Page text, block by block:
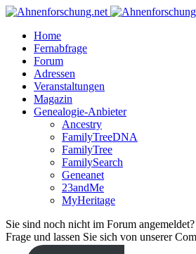
Home
Fernabfrage
Forum
Adressen
Veranstaltungen
Magazin
Genealogie-Anbieter
Ancestry
FamilyTreeDNA
FamilyTree
FamilySearch
Geneanet
23andMe
MyHeritage
Sie sind noch nicht im Forum
Frage und lassen Sie sich von unserer